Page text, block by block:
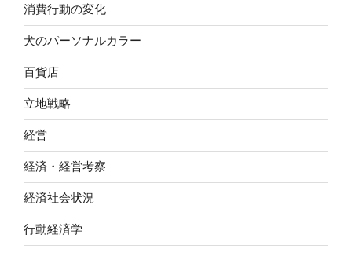
消費行動の変化
犬のパーソナルカラー
百貨店
立地戦略
経営
経済・経営考察
経済社会状況
行動経済学